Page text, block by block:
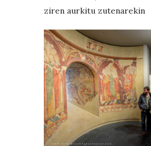
ziren aurkitu zutenarekin